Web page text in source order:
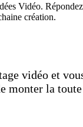
Vidéo. Répondez
création.
vidéo et
monter la toute